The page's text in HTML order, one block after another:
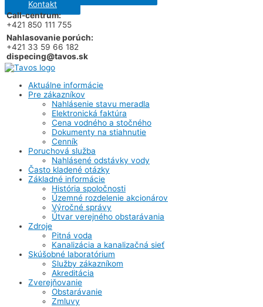
Kontakt
Call-centrum:
+421 850 111 755
Nahlasovanie porúch:
+421 33 59 66 182
dispecing@tavos.sk
Aktuálne informácie
Pre zákazníkov
Nahlásenie stavu meradla
Elektronická faktúra
Cena vodného a stočného
Dokumenty na stiahnutie
Cenník
Poruchová služba
Nahlásené odstávky vody
Často kladené otázky
Základné informácie
História spoločnosti
Územné rozdelenie akcionárov
Výročné správy
Útvar verejného obstarávania
Zdroje
Pitná voda
Kanalizácia a kanalizačná sieť
Skúšobné laboratórium
Služby zákazníkom
Akreditácia
Zverejňovanie
Obstarávanie
Zmluvy